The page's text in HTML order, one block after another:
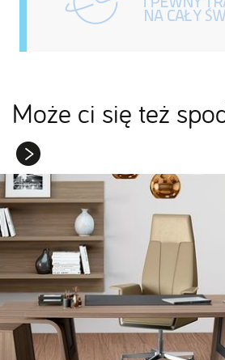
Może ci się też